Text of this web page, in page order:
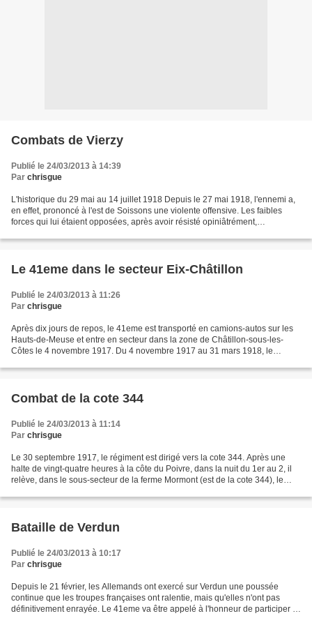
Combats de Vierzy
Publié le 24/03/2013 à 14:39
Par chrisgue
L'historique du 29 mai au 14 juillet 1918 Depuis le 27 mai 1918, l'ennemi a,
en effet, prononcé à l'est de Soissons une violente offensive. Les faibles
forces qui lui étaient opposées, après avoir résisté opiniâtrément,
Le 41eme dans le secteur Eix-Châtillon
Publié le 24/03/2013 à 11:26
Par chrisgue
Après dix jours de repos, le 41eme est transporté en camions-autos sur les
Hauts-de-Meuse et entre en secteur dans la zone de Châtillon-sous-les-
Côtes le 4 novembre 1917. Du 4 novembre 1917 au 31 mars 1918, le
Combat de la cote 344
Publié le 24/03/2013 à 11:14
Par chrisgue
Le 30 septembre 1917, le régiment est dirigé vers la cote 344. Après une
halte de vingt-quatre heures à la côte du Poivre, dans la nuit du 1er au 2, il
relève, dans le sous-secteur de la ferme Mormont (est de la cote 344), le
Bataille de Verdun
Publié le 24/03/2013 à 10:17
Par chrisgue
Depuis le 21 février, les Allemands ont exercé sur Verdun une poussée
continue que les troupes françaises ont ralentie, mais qu'elles n'ont pas
définitivement enrayée. Le 41eme va être appelé à l'honneur de participer à